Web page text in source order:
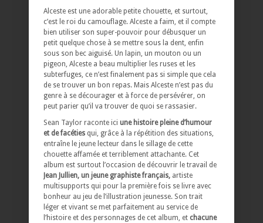
Alceste est une adorable petite chouette, et surtout,
c’est le roi du camouflage. Alceste a faim, et il compte
bien utiliser son super-pouvoir pour débusquer un
petit quelque chose à se mettre sous la dent, enfin
sous son bec aiguisé. Un lapin, un mouton ou un
pigeon, Alceste a beau multiplier les ruses et les
subterfuges, ce n’est finalement pas si simple que cela
de se trouver un bon repas. Mais Alceste n’est pas du
genre à se décourager et à force de persévérer, on
peut parier qu’il va trouver de quoi se rassasier.
Sean Taylor raconte ici une histoire pleine d’humour
et de facéties qui, grâce à la répétition des situations,
entraîne le jeune lecteur dans le sillage de cette
chouette affamée et terriblement attachante. Cet
album est surtout l’occasion de découvrir le travail de
Jean Jullien, un jeune graphiste français, artiste
multisupports qui pour la première fois se livre avec
bonheur au jeu de l’illustration jeunesse. Son trait
léger et vivant se met parfaitement au service de
l’histoire et des personnages de cet album, et chacune